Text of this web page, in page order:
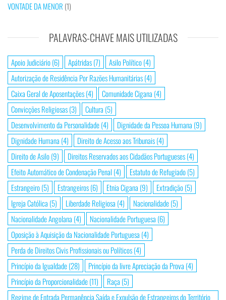
VONTADE DA MENOR (1)
PALAVRAS-CHAVE MAIS UTILIZADAS
Apoio Judiciário(6) Apátridas(7) Asilo Político(4)
Autorização de Residência Por Razões Humanitárias(4)
Caixa Geral de Aposentações(4) Comunidade Cigana (4)
Convicções Religiosas(3) Cultura (5)
Desenvolvimento da Personalidade(4) Dignidade da Pessoa Humana (9)
Dignidade Humana (4) Direito de Acesso aos Tribunais(4)
Direito de Asilo(9) Direitos Reservados aos Cidadãos Portugueses(4)
Efeito Automático de Condenação Penal (4) Estatuto de Refugiado(5)
Estrangeiro(5) Estrangeiros(6) Etnia Cigana (9) Extradição(5)
Igreja Católica (5) Liberdade Religiosa (4) Nacionalidade(5)
Nacionalidade Angolana (4) Nacionalidade Portuguesa (6)
Oposição à Aquisição da Nacionalidade Portuguesa (4)
Perda de Direitos Civis Profissionais ou Políticos(4)
Princípio da Igualdade(28) Princípio da livre Apreciação da Prova (4)
Princípio da Proporcionalidade(11) Raça (5)
Regime de Entrada Permanência Saída e Expulsão de Estrangeiros do Território